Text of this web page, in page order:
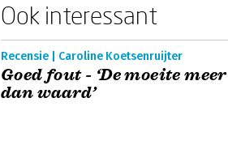
Ook interessant
Recensie | Caroline Koetsenruijter
Goed fout - ‘De moeite meer
dan waard’